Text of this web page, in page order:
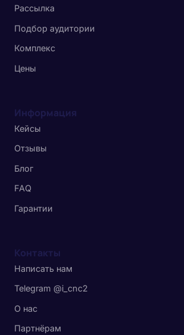
Рассылка
Подбор аудитории
Комплекс
Цены
Информация
Кейсы
Отзывы
Блог
FAQ
Гарантии
Контакты
Написать нам
Telegram @i_cnc2
О нас
Партнёрам